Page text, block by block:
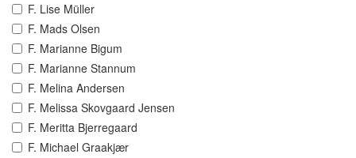
F. Lise Müller
F. Mads Olsen
F. Marianne Bigum
F. Marianne Stannum
F. Melina Andersen
F. Melissa Skovgaard Jensen
F. Meritta Bjerregaard
F. Michael Graakjær